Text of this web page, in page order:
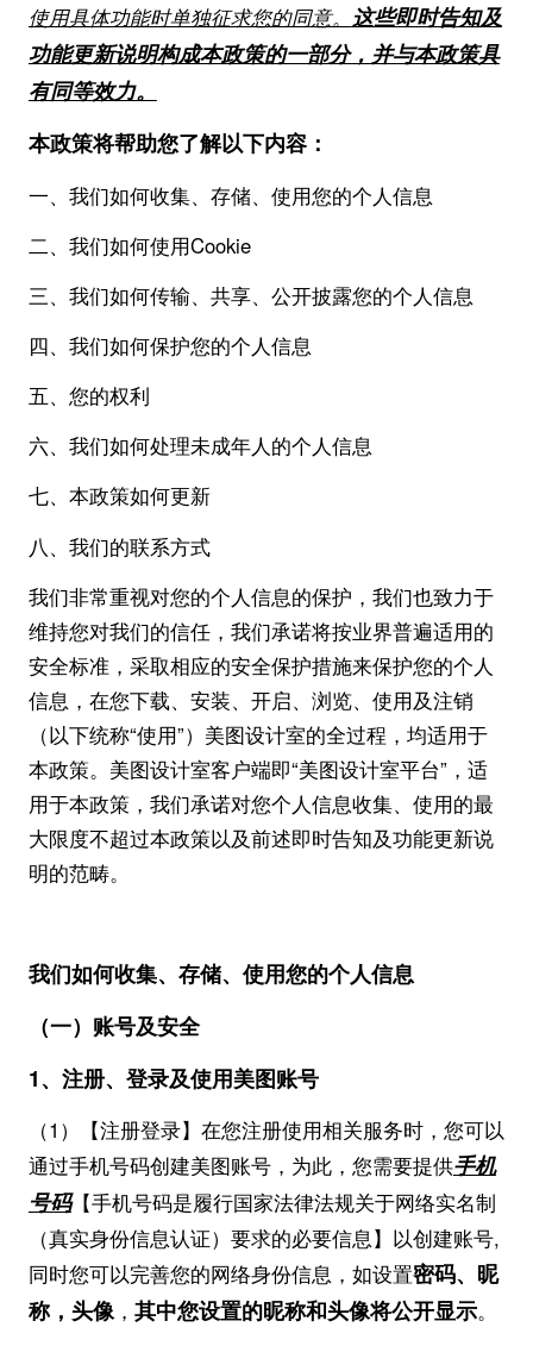
使用具体功能时单独征求您的同意。 这些即时告知及
功能更新说明构成本政策的一部分，并与本政策具
有同等效力。
本政策将帮助您了解以下内容：
一、我们如何收集、存储、使用您的个人信息
二、我们如何使用Cookie
三、我们如何传输、共享、公开披露您的个人信息
四、我们如何保护您的个人信息
五、您的权利
六、我们如何处理未成年人的个人信息
七、本政策如何更新
八、我们的联系方式
我们非常重视对您的个人信息的保护，我们也致力于
维持您对我们的信任，我们承诺将按业界普遍适用的
安全标准，采取相应的安全保护措施来保护您的个人
信息，在您下载、安装、开启、浏览、使用及注销
（以下统称“使用”）美图设计室的全过程，均适用于
本政策。美图设计室客户端即“美图设计室平台”，适
用于本政策，我们承诺对您个人信息收集、使用的最
大限度不超过本政策以及前述即时告知及功能更新说
明的范畴。
我们如何收集、存储、 使用您的个人信息
（一）账号及安全
1、 注册、登录及使用美图账号
（1）【注册登录】在您注册使用相关服务时，您可以
通过手机号码创建美图账号，为此，您需要提供手机
号码【手机号码是履行国家法律法规关于网络实名制
（真实身份信息认证）要求的必要信息】以创建账号,
同时您可以完善您的网络身份信息，如设置密码、昵
称，头像， 其中您设置的昵称和头像将公开显示。